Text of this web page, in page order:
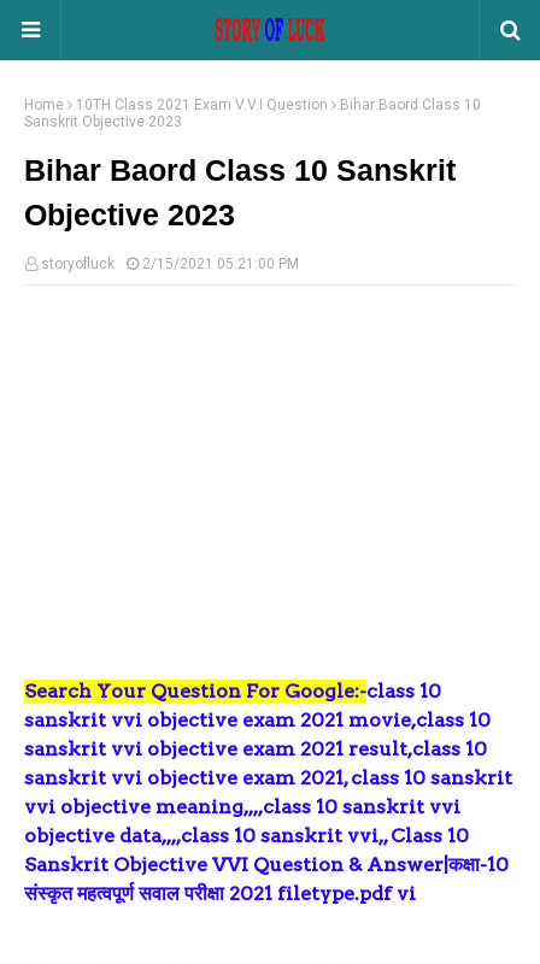
Home 10TH Class 2021 Exam V.V.I Question
Bihar Baord Class 10
Sanskrit Objective 2023
Bihar Baord Class 10 Sanskrit
Objective 2023
storyofluck 2/15/2021 05:21:00 PM
Search Your Question For Google:-class 10
sanskrit vvi objective exam 2021 movie,class 10
sanskrit vvi objective exam 2021 result,class 10
sanskrit vvi objective exam 2021, class 10 sanskrit
vvi objective meaning,,,,class 10 sanskrit vvi
objective data,,,,class 10 sanskrit vvi,, Class 10
Sanskrit Objective VVI Question & Answer|कक्षा-10
संस्कृत महत्वपूर्ण सवाल परीक्षा 2021 filetype.pdf vi